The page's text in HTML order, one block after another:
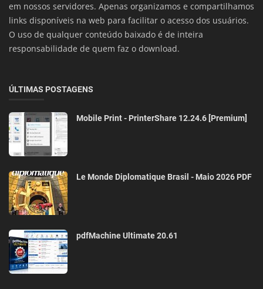
em nossos servidores. Apenas organizamos e compartilhamos
links disponíveis na web para facilitar o acesso dos usuários.
O uso de qualquer conteúdo baixado é de inteira
responsabilidade de quem faz o download.
ÚLTIMAS POSTAGENS
Mobile Print - PrinterShare 12.24.6 [Premium]
Le Monde Diplomatique Brasil - Maio 2026 PDF
pdfMachine Ultimate 20.61